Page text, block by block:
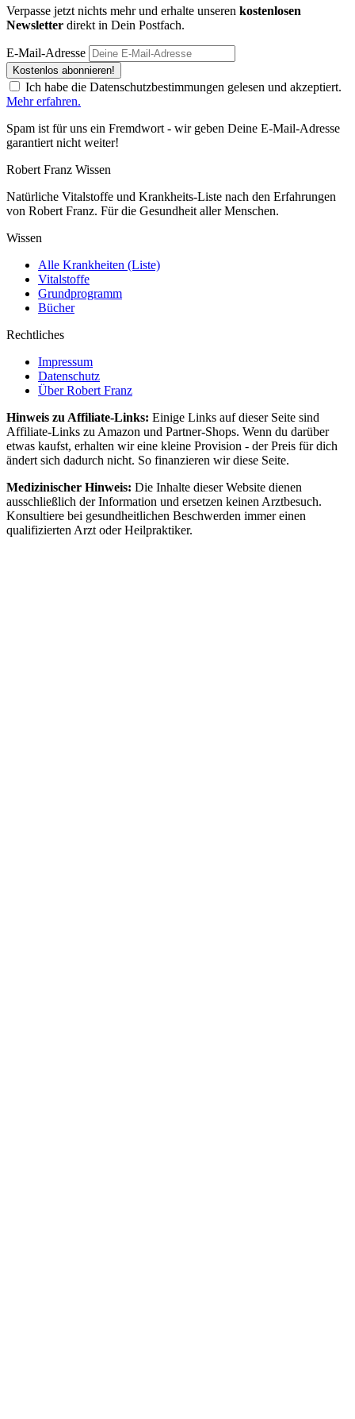
Verpasse jetzt nichts mehr und erhalte unseren kostenlosen
Newsletter direkt in Dein Postfach.
E-Mail-Adresse
Kostenlos abonnieren!
Ich habe die Datenschutzbestimmungen gelesen und akzeptiert.
Mehr erfahren.
Spam ist für uns ein Fremdwort - wir geben Deine E-Mail-Adresse
garantiert nicht weiter!
Robert Franz Wissen
Natürliche Vitalstoffe und Krankheits-Liste nach den Erfahrungen
von Robert Franz. Für die Gesundheit aller Menschen.
Wissen
Alle Krankheiten (Liste)
Vitalstoffe
Grundprogramm
Bücher
Rechtliches
Impressum
Datenschutz
Über Robert Franz
Hinweis zu Affiliate-Links: Einige Links auf dieser Seite sind
Affiliate-Links zu Amazon und Partner-Shops. Wenn du darüber
etwas kaufst, erhalten wir eine kleine Provision - der Preis für dich
ändert sich dadurch nicht. So finanzieren wir diese Seite.
Medizinischer Hinweis: Die Inhalte dieser Website dienen
ausschließlich der Information und ersetzen keinen Arztbesuch.
Konsultiere bei gesundheitlichen Beschwerden immer einen
qualifizierten Arzt oder Heilpraktiker.